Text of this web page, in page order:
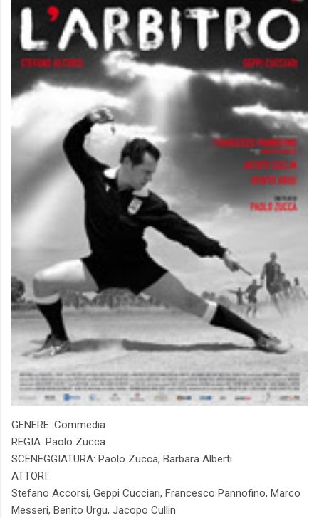
GENERE: Commedia
REGIA: Paolo Zucca
SCENEGGIATURA: Paolo Zucca, Barbara Alberti
ATTORI:
Stefano Accorsi, Geppi Cucciari, Francesco Pannofino, Marco
Messeri, Benito Urgu, Jacopo Cullin